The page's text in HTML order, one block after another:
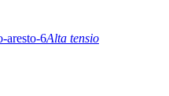
Alta tensio